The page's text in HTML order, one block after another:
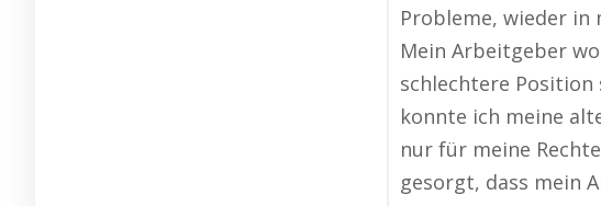
Probleme, wieder in
Mein Arbeitgeber
schlechtere Position
konnte ich meine
nur für meine
gesorgt, dass mein